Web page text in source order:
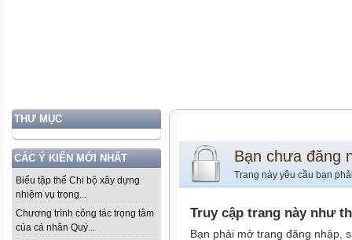
THƯ MỤC
CÁC Ý KIẾN MỚI NHẤT
Biểu tập thể Chi bộ xây dựng
nhiệm vụ trọng...
Chương trình công tác trọng tâm
của cá nhân Quý...
Bạn chưa đăng
Trang này yêu cầu bạn
Truy cập trang này như
Bạn phải mở trang đăng nhập,